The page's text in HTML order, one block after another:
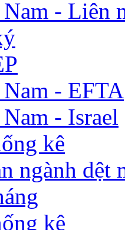
- Liên
- EFTA
- Israel
kê
ngành dệt
kê